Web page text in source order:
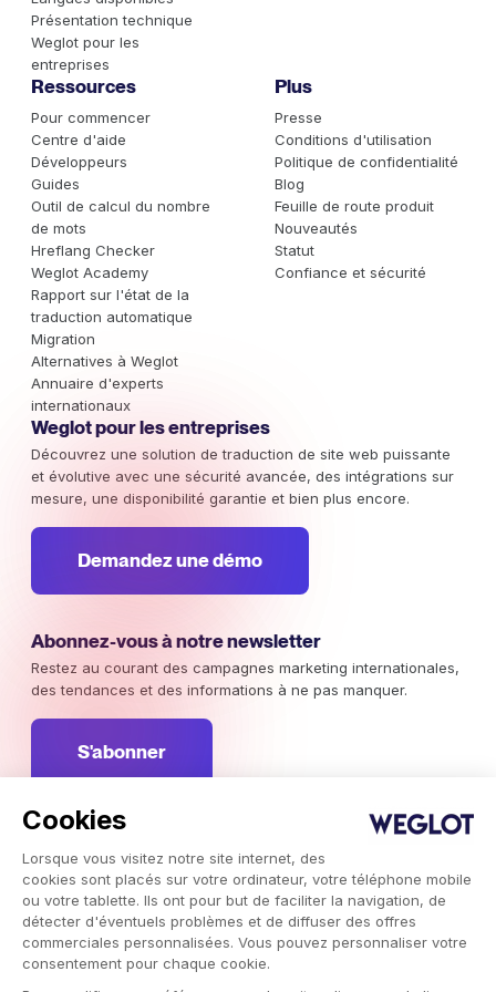
Cookies
Lorsque vous visitez notre site internet, des
cookies sont placés sur votre ordinateur, votre téléphone mobile
ou votre tablette. Ils ont pour but de faciliter la navigation, de
détecter d'éventuels problèmes et de diffuser des offres
commerciales personnalisées. Vous pouvez personnaliser votre
consentement pour chaque cookie.
Présentation technique
Weglot pour les
entreprises
Ressources
Pour commencer
Centre d'aide
Développeurs
Guides
Outil de calcul du nombre
de mots
Hreflang Checker
Weglot Academy
Rapport sur l'état de la
traduction automatique
Migration
Alternatives à Weglot
Annuaire d'experts
internationaux
Plus
Presse
Conditions d'utilisation
Politique de confidentialité
Blog
Feuille de route produit
Nouveautés
Statut
Confiance et sécurité
Weglot pour les entreprises
Découvrez une solution de traduction de site web puissante
et évolutive avec une sécurité avancée, des intégrations sur
mesure, une disponibilité garantie et bien plus encore.
Demandez une démo
Abonnez-vous à notre newsletter
Restez au courant des campagnes marketing internationales,
des tendances et des informations à ne pas manquer.
S'abonner
Service de traduction automatique Weglot © 2026.
Copyright © 2026 Weglot. Tous droits réservés.